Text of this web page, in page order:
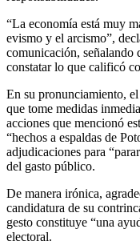
“La economía está muy
evismo y el arcismo”,
comunicación, señalando
constatar lo que calificó
En su pronunciamiento,
que tome medidas
acciones que mencionó
“hechos a espaldas de
adjudicaciones para
del gasto público.
De manera irónica,
candidatura de su
gesto constituye “una
electoral.